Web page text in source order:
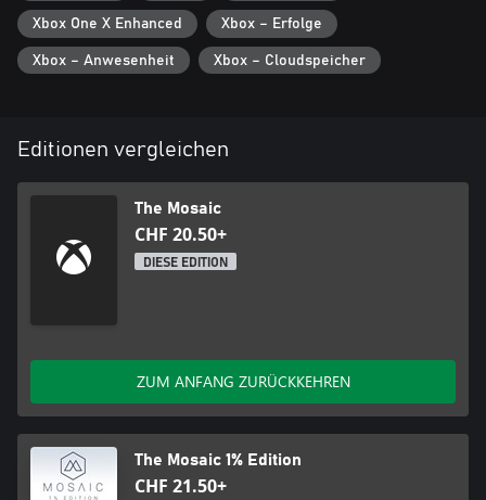
Xbox One X Enhanced Xbox – Erfolge
Xbox – Anwesenheit Xbox – Cloudspeicher
Editionen vergleichen
The Mosaic
CHF 20.50+
DIESE EDITION
ZUM ANFANG ZURÜCKKEHREN
The Mosaic 1% Edition
CHF 21.50+